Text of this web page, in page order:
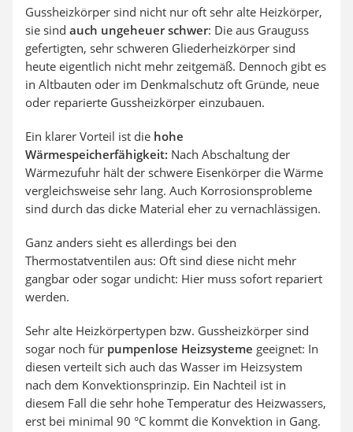
Gussheizkörper sind nicht nur oft sehr alte Heizkörper,
sie sind auch ungeheuer schwer: Die aus Grauguss
gefertigten, sehr schweren Gliederheizkörper sind
heute eigentlich nicht mehr zeitgemäß. Dennoch gibt es
in Altbauten oder im Denkmalschutz oft Gründe, neue
oder reparierte Gussheizkörper einzubauen.
Ein klarer Vorteil ist die hohe
Wärmespeicherfähigkeit: Nach Abschaltung der
Wärmezufuhr hält der schwere Eisenkörper die Wärme
vergleichsweise sehr lang. Auch Korrosionsprobleme
sind durch das dicke Material eher zu vernachlässigen.
Ganz anders sieht es allerdings bei den
Thermostatventilen aus: Oft sind diese nicht mehr
gangbar oder sogar undicht: Hier muss sofort repariert
werden.
Sehr alte Heizkörpertypen bzw. Gussheizkörper sind
sogar noch für pumpenlose Heizsysteme geeignet: In
diesen verteilt sich auch das Wasser im Heizsystem
nach dem Konvektionsprinzip. Ein Nachteil ist in
diesem Fall die sehr hohe Temperatur des Heizwassers,
erst bei minimal 90 °C kommt die Konvektion in Gang.